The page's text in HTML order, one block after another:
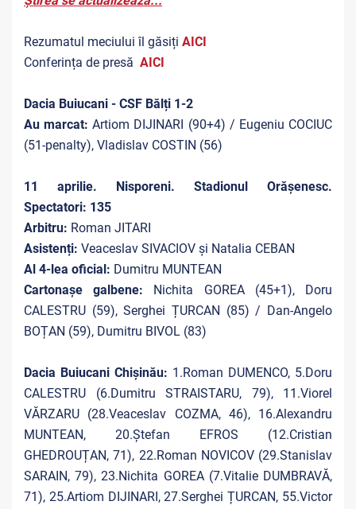
Rezumatul meciului îl găsiți AICI
Conferința de presă AICI
Dacia Buiucani - CSF Bălți 1-2
Au marcat: Artiom DIJINARI (90+4) / Eugeniu COCIUC
(51-penalty), Vladislav COSTIN (56)
11 aprilie. Nisporeni. Stadionul Orășenesc.
Spectatori: 135
Arbitru: Roman JITARI
Asistenți: Veaceslav SIVACIOV și Natalia CEBAN
Al 4-lea oficial: Dumitru MUNTEAN
Cartonașe galbene:
Nichita GOREA (45+1), Doru
CALESTRU (59), Serghei ȚURCAN (85) / Dan-Angelo
BOȚAN (59), Dumitru BIVOL (83)
Dacia Buiucani Chișinău: 1.Roman DUMENCO, 5.Doru
CALESTRU (6.Dumitru STRAISTARU, 79), 11.Viorel
VĂRZARU (28.Veaceslav COZMA, 46), 16.Alexandru
MUNTEAN, 20.Ștefan EFROS (12.Cristian
GHEDROUȚAN, 71), 22.Roman NOVICOV (29.Stanislav
SARAIN, 79), 23.Nichita GOREA (7.Vitalie DUMBRAVĂ,
71), 25.Artiom DIJINARI, 27.Serghei ȚURCAN, 55.Victor